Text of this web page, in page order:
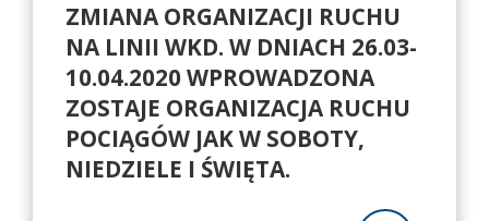
ZMIANA ORGANIZACJI RUCHU
NA LINII WKD. W DNIACH 26.03-
10.04.2020 WPROWADZONA
ZOSTAJE ORGANIZACJA RUCHU
POCIĄGÓW JAK W SOBOTY,
NIEDZIELE I ŚWIĘTA.